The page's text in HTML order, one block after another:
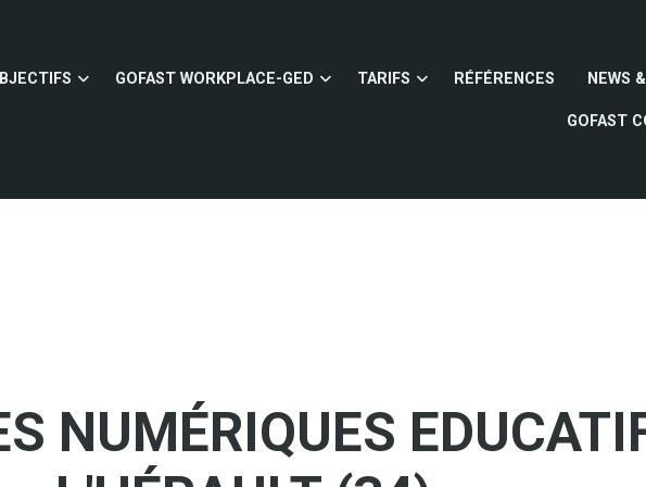
GOFAST WORKPLACE-GED TARIFS RÉFÉRENCES NEWS
GOFAST
NUMÉRIQUES